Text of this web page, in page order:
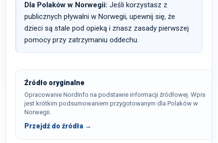
Dla Polaków w Norwegii: Jeśli korzystasz z
publicznych pływalni w Norwegii, upewnij się, że
dzieci są stale pod opieką i znasz zasady pierwszej
pomocy przy zatrzymaniu oddechu.
Źródło oryginalne
Opracowanie NordInfo na podstawie informacji źródłowej. Wpis
jest krótkim podsumowaniem przygotowanym dla Polaków w
Norwegii.
Przejdź do źródła →